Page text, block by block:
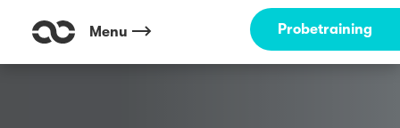
Menu Probetraining